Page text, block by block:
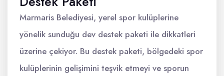
Marmaris Belediyesi, yerel spor kulüplerine
yönelik sunduğu dev destek paketi ile dikkatleri
üzerine çekiyor. Bu destek paketi, bölgedeki spor
kulüplerinin gelişimini teşvik etmeyi ve sporun